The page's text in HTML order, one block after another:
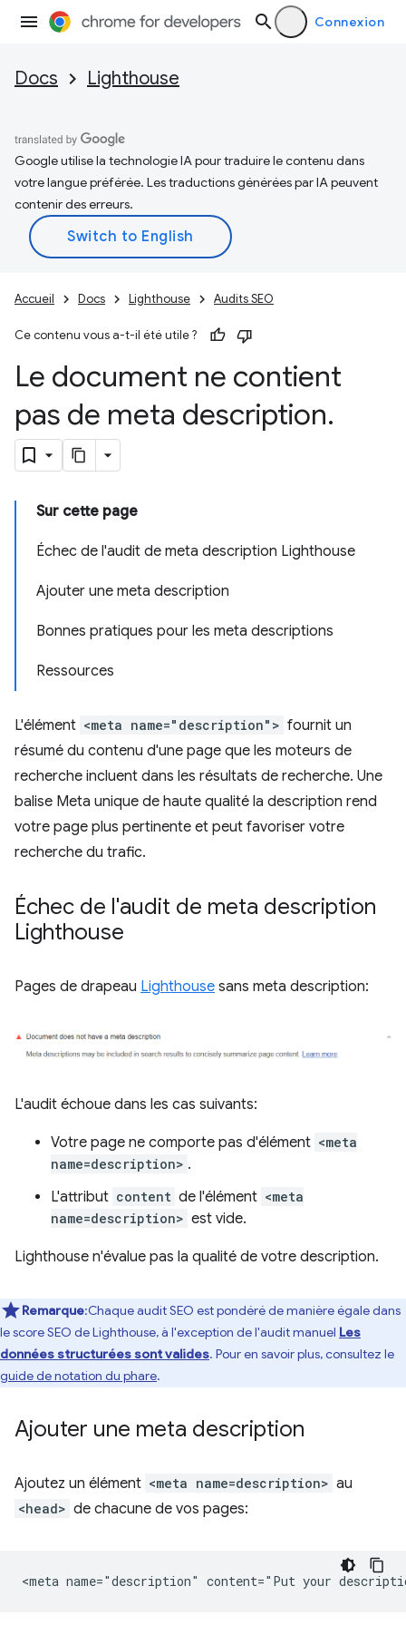
Connexion
Docs Lighthouse
Google utilise la technologie IA pour traduire le contenu dans
votre langue préférée. Les traductions générées par IA peuvent
contenir des erreurs.
Accueil Docs Lighthouse Audits SEO
Ce contenu vous a-t-il été utile ?
Le document ne contient
pas de meta description.
Sur cette page
Échec de l'audit de meta description Lighthouse
Ajouter une meta description
Bonnes pratiques pour les meta descriptions
Ressources
L'élément <meta name="description"> fournit un
résumé du contenu d'une page que les moteurs de
recherche incluent dans les résultats de recherche. Une
balise Meta unique de haute qualité la description rend
votre page plus pertinente et peut favoriser votre
recherche du trafic.
Échec de l'audit de meta description
Lighthouse
Pages de drapeau Lighthouse sans meta description:
L'audit échoue dans les cas suivants:
Votre page ne comporte pas d'élément <meta
name=description> .
L'attribut content de l'élément <meta
name=description> est vide.
Lighthouse n'évalue pas la qualité de votre description.
Remarque:Chaque audit SEO est pondéré de manière égale dans
le score SEO de Lighthouse, à l'exception de l'audit manuel Les
données structurées sont valides. Pour en savoir plus, consultez le
guide de notation du phare.
Ajouter une meta description
Ajoutez un élément <meta name=description> au
<head> de chacune de vos pages: